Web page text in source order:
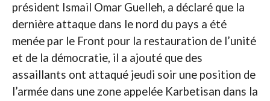
président Ismail Omar Guelleh, a déclaré que la
dernière attaque dans le nord du pays a été
menée par le Front pour la restauration de l’unité
et de la démocratie, il a ajouté que des
assaillants ont attaqué jeudi soir une position de
l’armée dans une zone appelée Karbetisan dans la